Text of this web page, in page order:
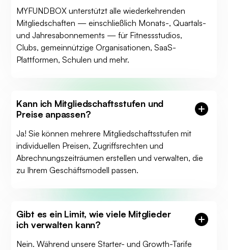
MYFUNDBOX unterstützt alle wiederkehrenden
Mitgliedschaften — einschließlich Monats-, Quartals-
und Jahresabonnements — für Fitnessstudios,
Clubs, gemeinnützige Organisationen, SaaS-
Plattformen, Schulen und mehr.
Kann ich Mitgliedschaftsstufen und
Preise anpassen?
Ja! Sie können mehrere Mitgliedschaftsstufen mit
individuellen Preisen, Zugriffsrechten und
Abrechnungszeiträumen erstellen und verwalten, die
zu Ihrem Geschäftsmodell passen.
Gibt es ein Limit, wie viele Mitglieder
ich verwalten kann?
Nein. Während unsere Starter- und Growth-Tarife